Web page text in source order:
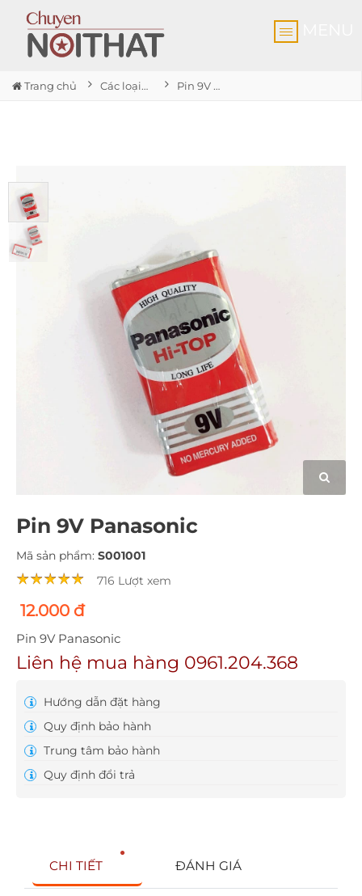
Trang chủ Các loại pin Pin 9V Panasonic
Pin 9V Panasonic
Mã sản phẩm: S001001
716 Lượt xem
12.000 đ
Pin 9V Panasonic
Liên hệ mua hàng 0961.204.368
Hướng dẫn đặt hàng
Quy định bảo hành
Trung tâm bảo hành
Quy định đổi trả
CHI TIẾT ĐÁNH GIÁ